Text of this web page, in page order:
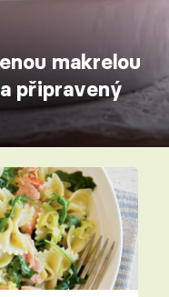
makrelou
připravený